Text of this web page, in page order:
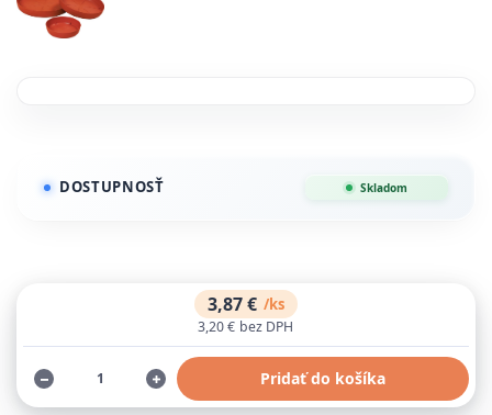
DOSTUPNOSŤ Skladom
3,87 € /ks
3,20 € bez DPH
Pridať do košíka